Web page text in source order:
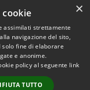
© 2026 • Comune di
Rialto • Powered by
•
Accesso
×
assimilati strettamente
navigazione del sito,
solo fine di elaborare
e anonime.
policy al seguente link
TUTTO